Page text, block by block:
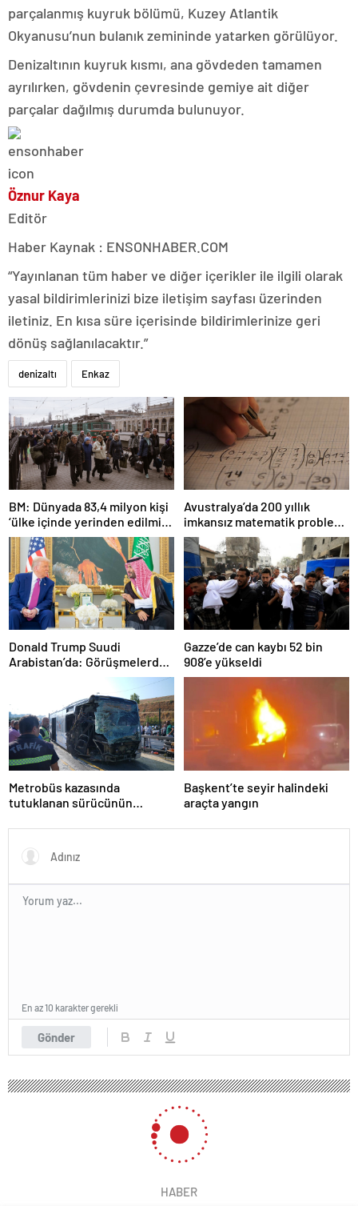
parçalanmış kuyruk bölümü, Kuzey Atlantik
Okyanusu’nun bulanık zemininde yatarken görülüyor.
Denizaltının kuyruk kısmı, ana gövdeden tamamen
ayrılırken, gövdenin çevresinde gemiye ait diğer
parçalar dağılmış durumda bulunuyor.
Öznur Kaya
Editör
Haber Kaynak : ENSONHABER.COM
“Yayınlanan tüm haber ve diğer içerikler ile ilgili olarak
yasal bildirimlerinizi bize iletişim sayfası üzerinden
iletiniz. En kısa süre içerisinde bildirimlerinize geri
dönüş sağlanılacaktır.”
denizaltı Enkaz
BM: Dünyada 83,4 milyon kişi
‘ülke içinde yerinden edilmiş’
olarak yaşıyor
Avustralya’da 200 yıllık
imkansız matematik problemi
çözüldü
Donald Trump Suudi
Arabistan’da: Görüşmelerde
Gazze’de can kaybı 52 bin
908’e yükseldi
Metrobüs kazasında
tutuklanan sürücünün
Başkent’te seyir halindeki
araçta yangın
Gönder
En az 10 karakter gerekli
HABER